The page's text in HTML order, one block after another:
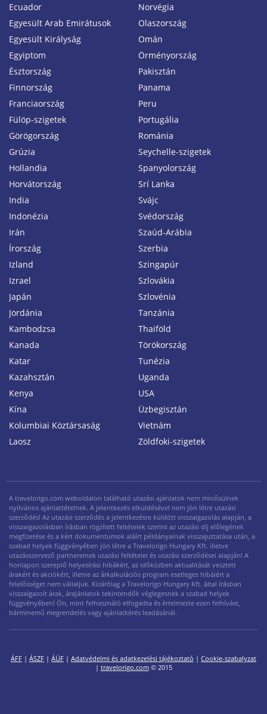
Ecuador
Egyesült Arab Emirátusok
Egyesült Királyság
Egyiptom
Észtország
Finnország
Franciaország
Fülöp-szigetek
Görögország
Grúzia
Hollandia
Horvátország
India
Indonézia
Irán
Írország
Izland
Izrael
Japán
Jordánia
Kambodzsa
Kanada
Katar
Kazahsztán
Kenya
Kína
Kolumbiai Köztársaság
Laosz
Norvégia
Olaszország
Omán
Örményország
Pakisztán
Panama
Peru
Portugália
Románia
Seychelle-szigetek
Spanyolország
Srí Lanka
Svájc
Svédország
Szaúd-Arábia
Szerbia
Szingapúr
Szlovákia
Szlovénia
Tanzánia
Thaiföld
Törökország
Tunézia
Uganda
USA
Üzbegisztán
Vietnám
Zöldfoki-szigetek
A travelorigo.com weboldalon található utazási ajánlatok nem minősülnek
nyilvános ajánlattételnek. A jelentkezés elküldésével nem jön létre utazási
szerződés! Az utazási szerződés a jelentkezésre küldött visszaigazolás alapján, a
visszaigazolásban írásban rögzített feltételek szerint az utazási díj előlegének
megfizetése és a kért dokumentumok aláírt példányainak visszajuttatása után, a
szabad helyek függvényében jön létre a Travelorigo Hungary Kft. illetve
utazásszervező partnereinek utazási feltételei és utazási szerződései alapján! A
honlapon szereplő helyesírási hibákért, az időközben aktualitását vesztett
árakért és akciókért, illetve az árkalkulációs program esetleges hibáiért a
felelősséget nem vállaljuk. Kizárólag a Travelorigo Hungary Kft. által írásban
visszaigazolt árak, árajánlatok tekintendők véglegesnek a szabad helyek
függvényében! Ön, mint felhasználó elfogadta és értelmezte ezen felhívást,
bárminemű megrendelés vagy ajánlatkérés leadásánál.
ÁFF | ÁSZF | ÁÜF | Adatvédelmi és adatkezelési tájékoztató | Cookie-szabalyzat
| travelorigo.com© 2015